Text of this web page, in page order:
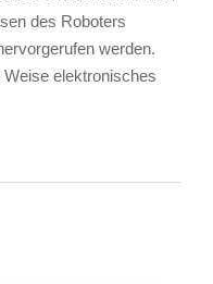
des Roboters
werden.
elektronisches